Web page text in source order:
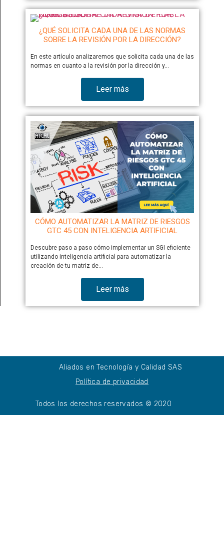
¿QUÉ SOLICITA CADA UNA DE LAS NORMAS
SOBRE LA REVISIÓN POR LA DIRECCIÓN?
En este artículo analizaremos que solicita cada una de las
normas en cuanto a la revisión por la dirección y…
Leer más
CÓMO AUTOMATIZAR LA MATRIZ DE RIESGOS
GTC 45 CON INTELIGENCIA ARTIFICIAL
Descubre paso a paso cómo implementar un SGI eficiente
utilizando inteligencia artificial para automatizar la
creación de tu matriz de…
Leer más
Aliados en Tecnología y Calidad SAS
Política de privacidad
Todos los derechos reservados © 2020